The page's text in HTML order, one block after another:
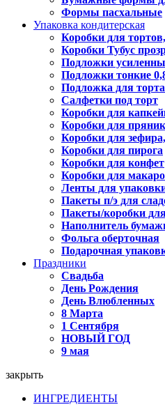
Формы пасхальные
Упаковка кондитерская
Коробки для
Коробки Тубус
Подложки
Подложки тонкие
Подложка для
Салфетки под торт
Коробки для
Коробки для
Коробки для
Коробки для пирога
Коробки для конфет
Коробки для
Ленты для
Пакеты п/э для
Пакеты/коробки
Наполнитель
Фольга оберточная
Подарочная
Праздники
Свадьба
День Рождения
День Влюбленных
8 Марта
1 Сентября
НОВЫЙ ГОД
9 мая
закрыть
ИНГРЕДИЕНТЫ